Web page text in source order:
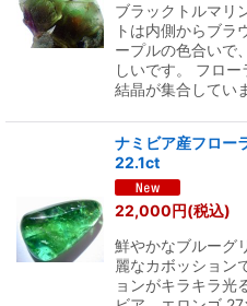
ブラックトルマリ
トは内側からブラ
ープルの色合いで
しいです。 フロ
結晶が集合してい
ナミビア産フロー
22.1ct
22,000円(税込)
鮮やかなブルーグ
麗なカボッション
ョンがキラキラ光